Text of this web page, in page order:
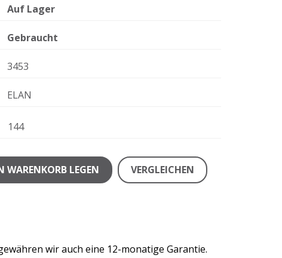
Auf Lager
Gebraucht
3453
ELAN
144
WARENKORB LEGEN VERGLEICHEN
wir auch eine 12-monatige Garantie.